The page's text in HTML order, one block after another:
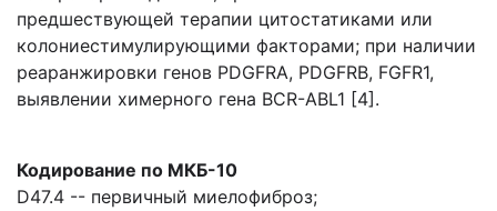
предшествующей терапии цитостатиками или
колониестимулирующими факторами; при наличии
реаранжировки генов PDGFRA, PDGFRB, FGFR1,
выявлении химерного гена BCR-ABL1 [4].
Кодирование по МКБ-10
D47.4 -- первичный миелофиброз;